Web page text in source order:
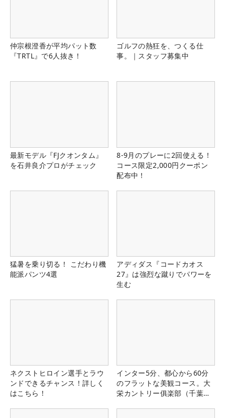
仲宗根澄香が平均パット数
『TRTL』で6人抜き！
ゴルフの熱狂を、つくる仕
事。｜スタッフ募集中
最新モデル『FJクオンタム』
を石井良介プロがチェック
8-9月のプレーに2回使える！
コース限定2,000円クーポン
配布中！
猛暑を乗り切る！ こだわり機
能派パンツ4選
アディダス『コードカオス
27』は強烈な蹴りでパワーを
生む
ネクストヒロイン選手とラウ
ンドできるチャンス！詳しく
はこちら！
インター5分、都心から60分
のフラットな美観コース。大
栄カントリー俱楽部（千葉